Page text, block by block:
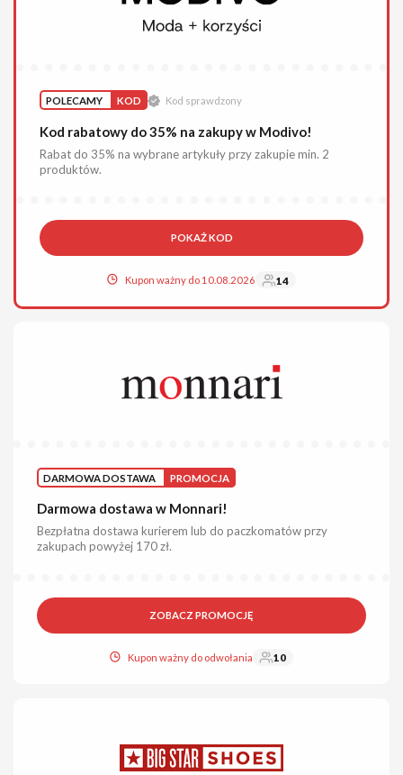
POLECAMY KOD Kod sprawdzony
Kod rabatowy do 35% na zakupy w Modivo!
Rabat do 35% na wybrane artykuły przy zakupie min. 2
produktów.
POKAŻ KOD
Kupon ważny do 10.08.2026 14
DARMOWA DOSTAWA PROMOCJA
Darmowa dostawa w Monnari!
Bezpłatna dostawa kurierem lub do paczkomatów przy
zakupach powyżej 170 zł.
ZOBACZ PROMOCJĘ
Kupon ważny do odwołania 10